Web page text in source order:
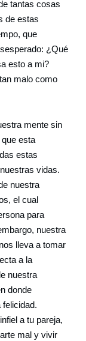
tantas cosas
de estas
que
¿Qué
esto a mi?
malo como
mente sin
esta
estas
vidas.
nuestra
el cual
para
nuestra
lleva a tomar
a la
nuestra
donde
a tu pareja,
mal y vivir